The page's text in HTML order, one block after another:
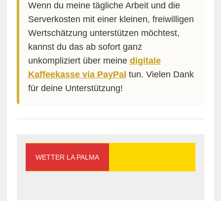
Wenn du meine tägliche Arbeit und die
Serverkosten mit einer kleinen, freiwilligen
Wertschätzung unterstützen möchtest,
kannst du das ab sofort ganz
unkompliziert über meine digitale
Kaffeekasse via PayPal tun. Vielen Dank
für deine Unterstützung!
WETTER LA PALMA